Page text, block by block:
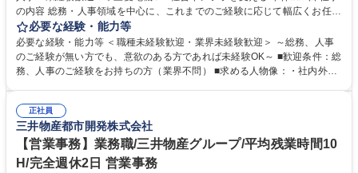
の内容 総務・人事領域を中心に、これまでのご経験に応じて幅広くお任せ
します。 ＜具体的には＞ ・総務/人事労務（給与・社保・勤怠管理など）
・採用・教育研修 ・福利厚生運用 など ※基本的には事務所勤務ですが、
採用や教育等の業務内容により、関西圏以外への日帰り・宿泊を伴う国内
出張もございます。 ※担当業務を持ちつつ、お互いに助け合いながら、総
必要な経験・能力等
必要な経験・能力等 ＜職種未経験歓迎・業界未経験歓迎＞ ～総務、人事
のご経験が無い方でも、意欲のある方であれば未経験OK～ ■歓迎条件：総
務、人事のご経験をお持ちの方（業界不問） ■求める人物像：・社内外の
正社員
三井物産都市開発株式会社
【営業事務】業務職/三井物産グループ/平均残業時間10
H/完全週休2日 営業事務